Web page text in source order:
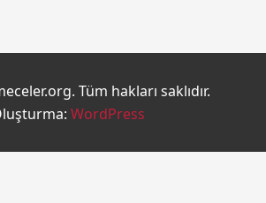
Tüm hakları saklıdır.
WordPress